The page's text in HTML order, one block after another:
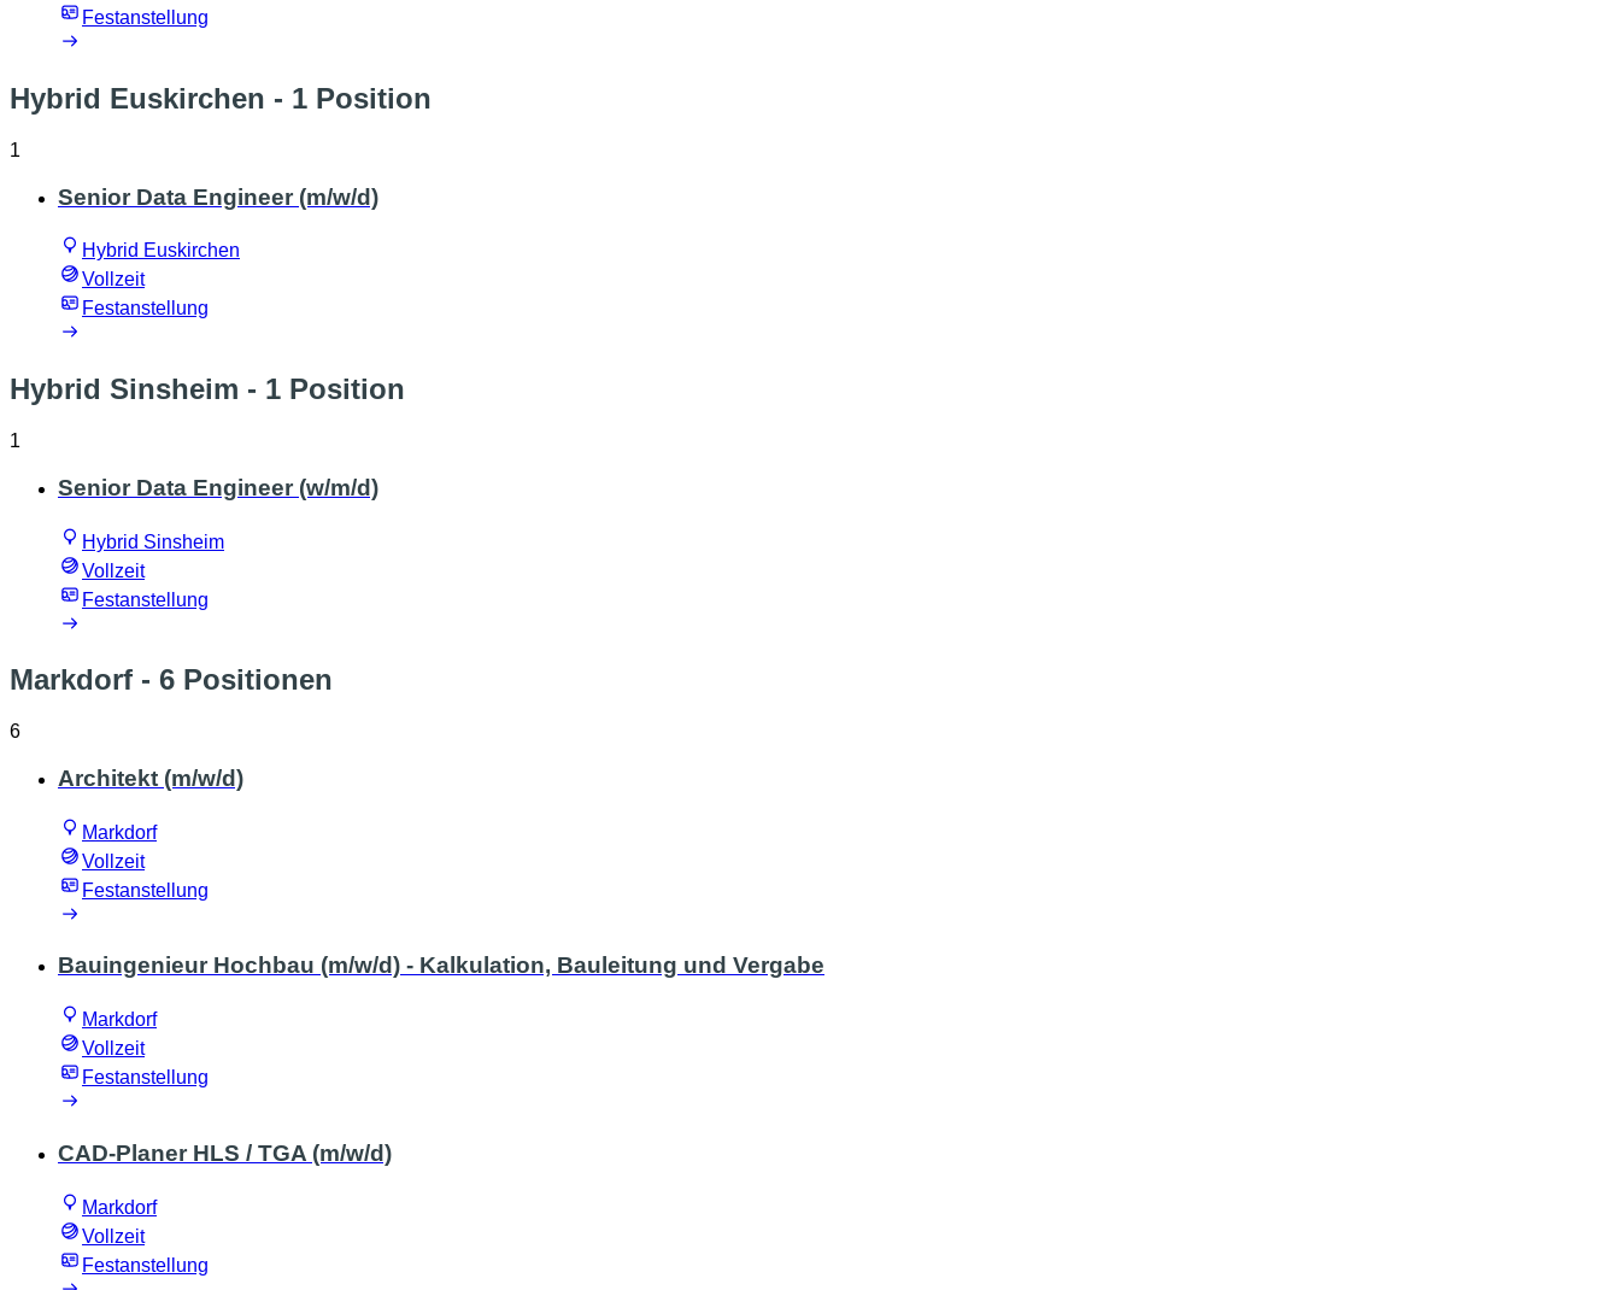
Festanstellung
Hybrid Euskirchen - 1 Position
1
Senior Data Engineer (m/w/d)
Hybrid Euskirchen
Vollzeit
Festanstellung
Hybrid Sinsheim - 1 Position
1
Senior Data Engineer (w/m/d)
Hybrid Sinsheim
Vollzeit
Festanstellung
Markdorf - 6 Positionen
6
Architekt (m/w/d)
Markdorf
Vollzeit
Festanstellung
Bauingenieur Hochbau (m/w/d) - Kalkulation, Bauleitung und Vergabe
Markdorf
Vollzeit
Festanstellung
CAD-Planer HLS / TGA (m/w/d)
Markdorf
Vollzeit
Festanstellung